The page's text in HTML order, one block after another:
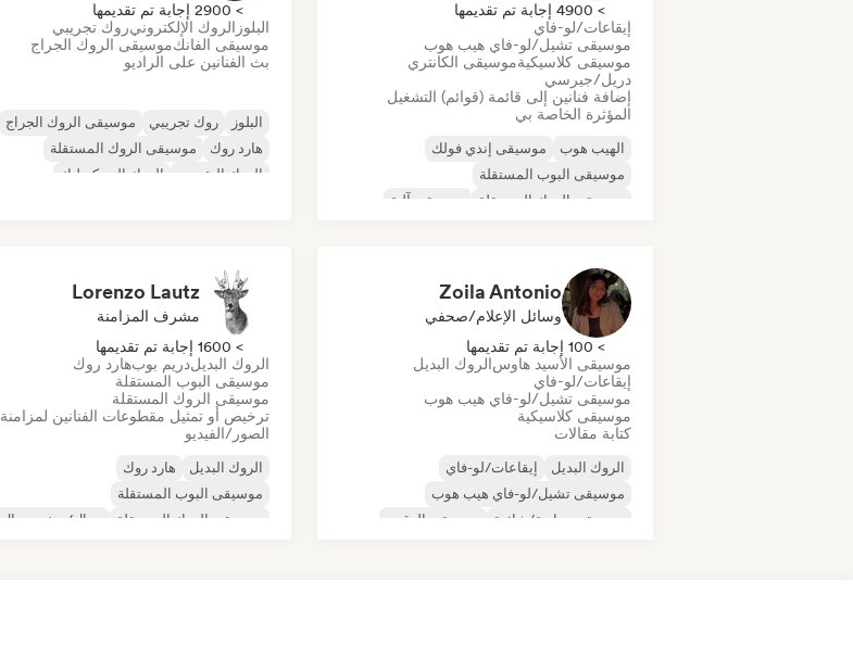
> 4900 إجابة تم تقديمها
إيقاعات/لو-فاي
موسيقى تشيل/لو-فاي هيب هوب
موسيقى كلاسيكيةموسيقى الكانتري
دريل/جيرسي
إضافة فنانين إلى قائمة (قوائم) التشغيل
المؤثرة الخاصة بي
الهيب هوب
موسيقى إندي فولك
موسيقى البوب المستقلة
موسيقى الروك المستقلة
موسيقى آلية
> 2900 إجابة تم تقديمها
البلوز الروك الإلكترونيروك تجريبي
موسيقى الفانكموسيقى الروك الجراج
بث الفنانين على الراديو
البلوز روك تجريبي
موسيقى الروك الجراج
هارد روك
موسيقى الروك المستقلة
الروك التقدمي
الروك السيكديليك
Zoila Antonio
وسائل الإعلام/صحفي
> 100 إجابة تم تقديمها
موسيقى الأسيد هاوسالروك البديل
إيقاعات/لو-فاي
موسيقى تشيل/لو-فاي هيب هوب
موسيقى كلاسيكية
كتابة مقالات
الروك البديل
إيقاعات/لو-فاي
موسيقى تشيل/لو-فاي هيب هوب
موسيقى تجارية/شائعة
موسيقى الرقص
Lorenzo Lautz
مشرف المزامنة
> 1600 إجابة تم تقديمها
الروك البديلدريم بوبهارد روك
موسيقى البوب المستقلة
موسيقى الروك المستقلة
ترخيص أو تمثيل مقطوعات الفنانين لمزامنة
الصور/الفيديو
الروك البديل
هارد روك
موسيقى البوب المستقلة
موسيقى الروك المستقلة
ميتال/هيفي ميتال